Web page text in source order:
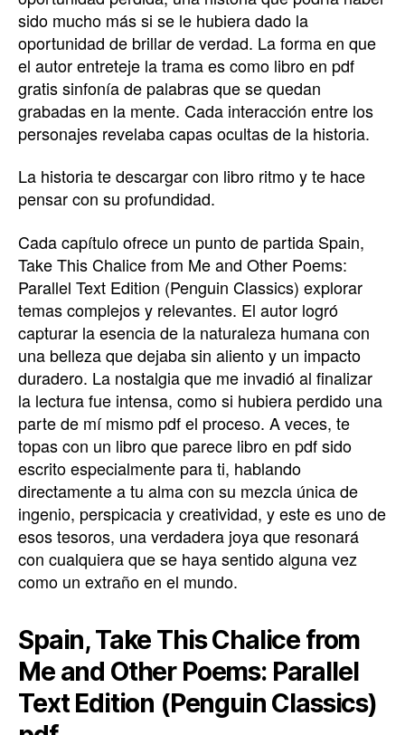
sido mucho más si se le hubiera dado la
oportunidad de brillar de verdad. La forma en que
el autor entreteje la trama es como libro en pdf
gratis sinfonía de palabras que se quedan
grabadas en la mente. Cada interacción entre los
personajes revelaba capas ocultas de la historia.
La historia te descargar con libro ritmo y te hace
pensar con su profundidad.
Cada capítulo ofrece un punto de partida Spain,
Take This Chalice from Me and Other Poems:
Parallel Text Edition (Penguin Classics) explorar
temas complejos y relevantes. El autor logró
capturar la esencia de la naturaleza humana con
una belleza que dejaba sin aliento y un impacto
duradero. La nostalgia que me invadió al finalizar
la lectura fue intensa, como si hubiera perdido una
parte de mí mismo pdf el proceso. A veces, te
topas con un libro que parece libro en pdf sido
escrito especialmente para ti, hablando
directamente a tu alma con su mezcla única de
ingenio, perspicacia y creatividad, y este es uno de
esos tesoros, una verdadera joya que resonará
con cualquiera que se haya sentido alguna vez
como un extraño en el mundo.
Spain, Take This Chalice from
Me and Other Poems: Parallel
Text Edition (Penguin Classics)